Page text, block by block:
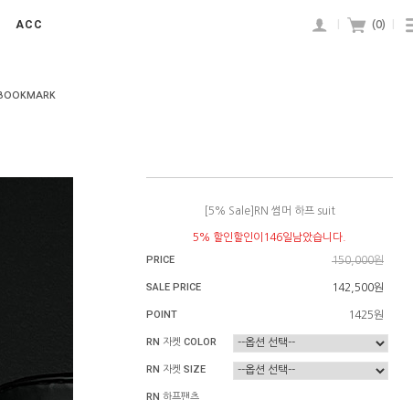
ACC (0)
[5% Sale]RN 썸머 하프 suit
5% 할인할인이146일남았습니다.
PRICE 150,000원
SALE PRICE 142,500원
POINT 1425원
RN 자켓 COLOR
RN 자켓 SIZE
RN 하프팬츠